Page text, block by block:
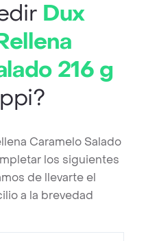
Dux
216 g
Caramelo Salado
los siguientes
de llevarte el
a la brevedad